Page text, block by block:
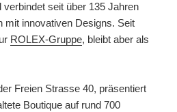
verbindet seit über 135 Jahren
mit innovativen Designs. Seit
ROLEX-Gruppe, bleibt aber als
Freien Strasse 40, präsentiert
Boutique auf rund 700